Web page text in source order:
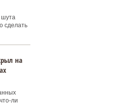
шута
сделать
на
ли